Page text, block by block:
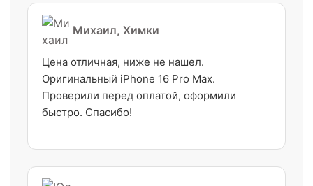
Михаил, Химки
Цена отличная, ниже не нашел.
Оригинальный iPhone 16 Pro Max.
Проверили перед оплатой, оформили
быстро. Спасибо!